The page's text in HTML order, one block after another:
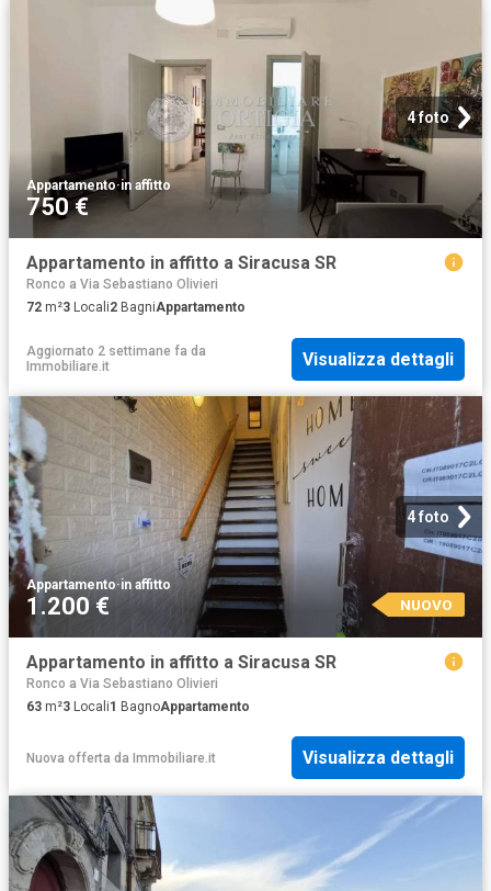
4 foto
Appartamento·in affitto
750 €
Appartamento in affitto a Siracusa SR
Ronco a Via Sebastiano Olivieri
72 m²3 Locali2 BagniAppartamento
Aggiornato 2 settimane fa da
Immobiliare.it
Visualizza dettagli
4 foto
Appartamento·in affitto
1.200 € NUOVO
Appartamento in affitto a Siracusa SR
Ronco a Via Sebastiano Olivieri
63 m²3 Locali1 BagnoAppartamento
Nuova offerta da Immobiliare.it Visualizza dettagli